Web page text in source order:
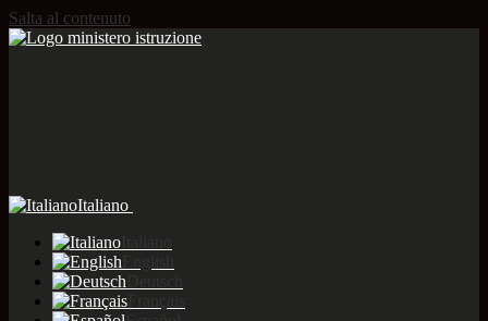
Salta al contenuto
Italiano